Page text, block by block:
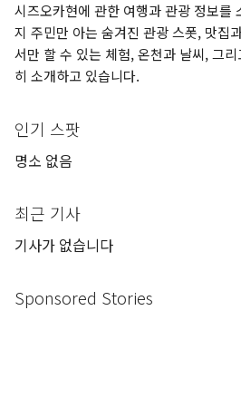
시즈오카현에 관한 여행과 관광 정보를
지 주민만 아는 숨겨진 관광 스폿, 맛집
서만 할 수 있는 체험, 온천과 날씨, 그
히 소개하고 있습니다.
인기 스팟
명소 없음
최근 기사
기사가 없습니다
Sponsored Stories